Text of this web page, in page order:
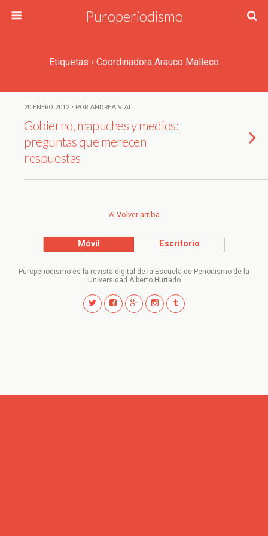
Puroperiodismo
Etiquetas › Coordinadora Arauco Malleco
20 ENERO 2012 • POR ANDREA VIAL
Gobierno, mapuches y medios:
preguntas que merecen
respuestas
Volver arriba
Móvil Escritorio
Puroperiodismo es la revista digital de la Escuela de Periodismo de la
Universidad Alberto Hurtado